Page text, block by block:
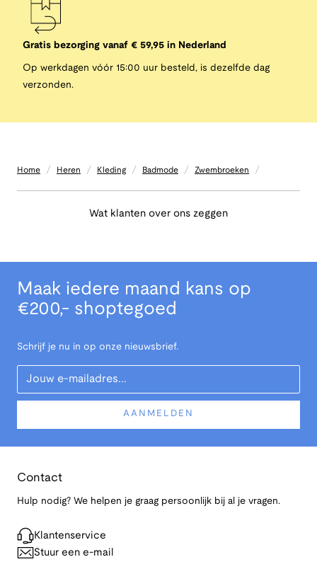
Gratis bezorging vanaf € 59,95 in Nederland
Op werkdagen vóór 15:00 uur besteld, is dezelfde dag
verzonden.
Home / Heren / Kleding / Badmode / Zwembroeken /
Wat klanten over ons zeggen
Maak iedere maand kans op
€200,- shoptegoed
Schrijf je nu in op onze nieuwsbrief.
Your Email
AANMELDEN
Contact
Hulp nodig? We helpen je graag persoonlijk bij al je vragen.
Klantenservice
Stuur een e-mail